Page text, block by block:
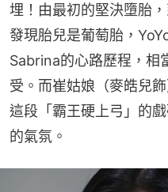
埋！由最初的堅決墮胎
發現胎兒是葡萄胎，
Sabrina的心路歷程，相
受。而崔姑娘（麥皓兒
這段「霸王硬上弓」的
的氣氛。